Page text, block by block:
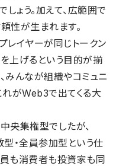
ょう。加えて、広範囲で
性が生まれます。
レイヤーが同じトークン
上げるという目的が揃
みんなが組織やコミュニ
れがWeb3で出てくる大
央集権型でしたが、
・全員参加型という仕
員も消費者も投資家も同